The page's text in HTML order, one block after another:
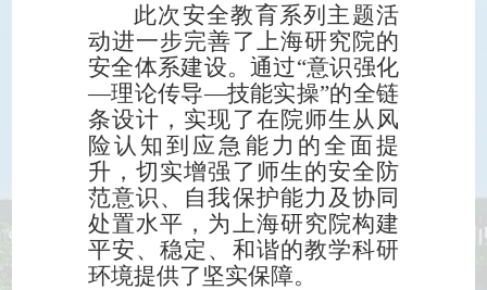
此次安全教育系列主题活
动进一步完善了上海研究院的
安全体系建设。通过“意识强化
—理论传导—技能实操”的全链
条设计，实现了在院师生从风
险认知到应急能力的全面提
升，切实增强了师生的安全防
范意识、自我保护能力及协同
处置水平，为上海研究院构建
平安、稳定、和谐的教学科研
环境提供了坚实保障。